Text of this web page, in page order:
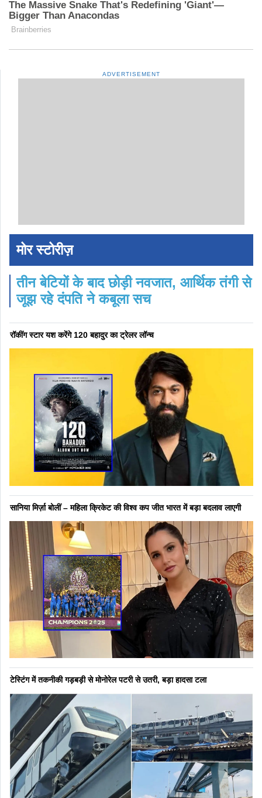
ADVERTISEMENT
मोर स्टोरीज़
तीन बेटियों के बाद छोड़ी नवजात, आर्थिक तंगी से
जूझ रहे दंपति ने कबूला सच
रॉकींग स्टार यश करेंगे 120 बहादुर का ट्रेलर लॉन्च
सानिया मिर्ज़ा बोलीं – महिला क्रिकेट की विश्व कप जीत भारत में बड़ा बदलाव लाएगी
टेस्टिंग में तकनीकी गड़बड़ी से मोनोरेल पटरी से उतरी, बड़ा हादसा टला